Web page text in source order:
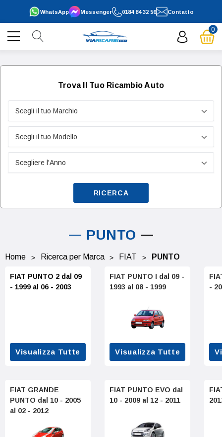
0184 84 32 56
WhatsApp Contatto
Messenger
0
Trova Il Tuo Ricambio Auto
RICERCA
PUNTO
Home Ricerca per Marca FIAT PUNTO
FIAT PUNTO 2 dal 09
- 1999 al 06 - 2003
Visualizza Tutte
FIAT PUNTO I dal 09 -
1993 al 08 - 1999
Visualizza Tutte
-
FIAT GRANDE
PUNTO dal 10 - 2005
al 02 - 2012
FIAT PUNTO EVO dal
10 - 2009 al 12 - 2011